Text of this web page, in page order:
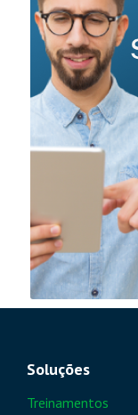
Soluções
Treinamentos